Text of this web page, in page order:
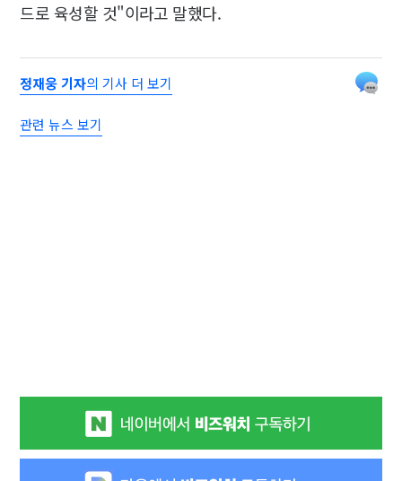
드로 육성할 것"이라고 말했다.
정재웅 기자의 기사 더 보기
관련 뉴스 보기